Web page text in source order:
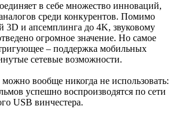
в себе множество инноваций,
среди конкурентов. Помимо
3D и апсемплинга до 4K, звуковому
огромное значение. Но самое
– поддержка мобильных
сетевые возможности.
вообще никогда не использовать:
успешно воспроизводятся по сети
USB винчестера.